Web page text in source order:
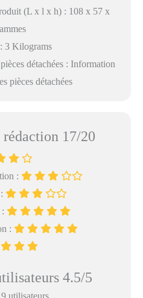
(L x l x h) : 108 x 57 x
3 Kilograms
détachées : Information
pièces détachées
rédaction 17/20
:
:
4.5/5